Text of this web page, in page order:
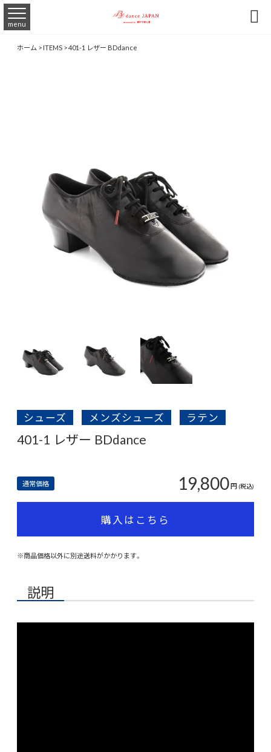
menu 
ホーム>ITEMS>401-1 レザー BDdance
シューズ メンズシューズ ラテン
401-1 レザー BDdance
通常価格 19,800円 (税込)
購入はこちら
※商品価格以外に別途送料がかかります。
説明